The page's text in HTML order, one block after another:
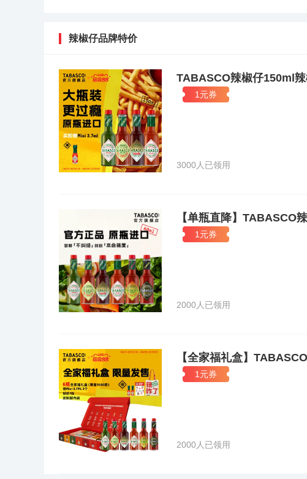
辣椒仔品牌特价
TABASCO辣椒仔150ml
1元券
3000人已领用
【单瓶直降】TABASCO
1元券
2000人已领用
【全家福礼盒】
1元券
2000人已领用